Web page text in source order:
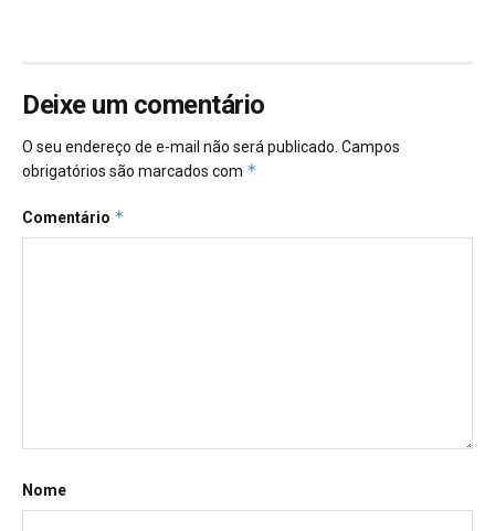
Deixe um comentário
O seu endereço de e-mail não será publicado. Campos
obrigatórios são marcados com *
Comentário *
Nome